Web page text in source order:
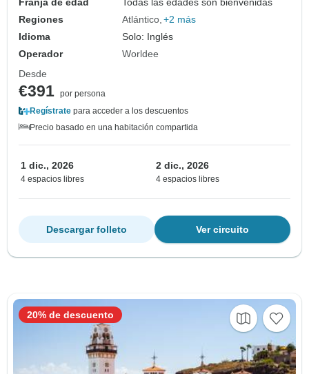
Regiones
Atlántico +2 más
Idioma
Solo: Inglés
Operador
Worldee
Desde
€391 por persona
Regístrate para acceder a los descuentos
Precio basado en una habitación compartida
1 dic., 2026
4 espacios libres
2 dic., 2026
4 espacios libres
Ver circuito
Descargar folleto
20% de descuento